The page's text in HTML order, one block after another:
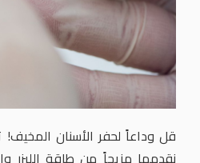
قل وداعاً لحفر الأسنان المخيف!
نقدمها مزيجاً من طاقة الليزر